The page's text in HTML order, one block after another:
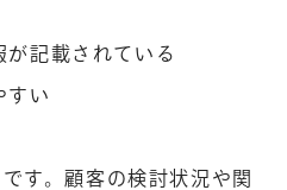
が記載されている
すい
す。顧客の検討状況や関